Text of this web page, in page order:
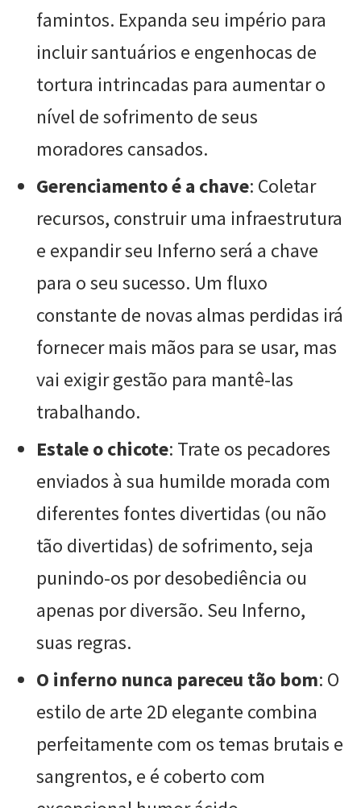
famintos. Expanda seu império para
incluir santuários e engenhocas de
tortura intrincadas para aumentar o
nível de sofrimento de seus
moradores cansados.
Gerenciamento é a chave: Coletar
recursos, construir uma infraestrutura
e expandir seu Inferno será a chave
para o seu sucesso. Um fluxo
constante de novas almas perdidas irá
fornecer mais mãos para se usar, mas
vai exigir gestão para mantê-las
trabalhando.
Estale o chicote: Trate os pecadores
enviados à sua humilde morada com
diferentes fontes divertidas (ou não
tão divertidas) de sofrimento, seja
punindo-os por desobediência ou
apenas por diversão. Seu Inferno,
suas regras.
O inferno nunca pareceu tão bom: O
estilo de arte 2D elegante combina
perfeitamente com os temas brutais e
sangrentos, e é coberto com